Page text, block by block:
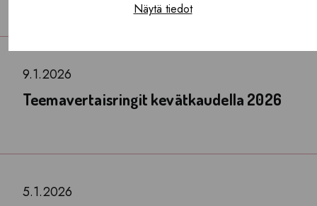
Näytä tiedot
9.1.2026
Teemavertaisringit kevätkaudella 2026
5.1.2026